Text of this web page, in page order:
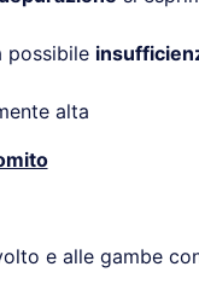
possibile
alta
e alle gambe